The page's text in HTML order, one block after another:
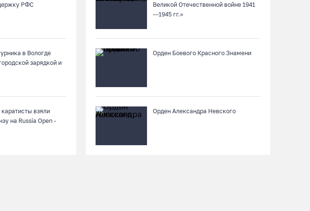
Мебель и оборудование закупаются для
Сперовского ФАПа в Вытегорском округе
07.08.26 / 12:07
07.08.26 / 12:00
трамваев остановят на три дня
РФС
в Вологде
зарядкой и
взяли
на Russia Open -
Великой Отечественной войне 1941
—1945 гг.»
Орден Боевого Красного Знамени
Орден Александра Невского